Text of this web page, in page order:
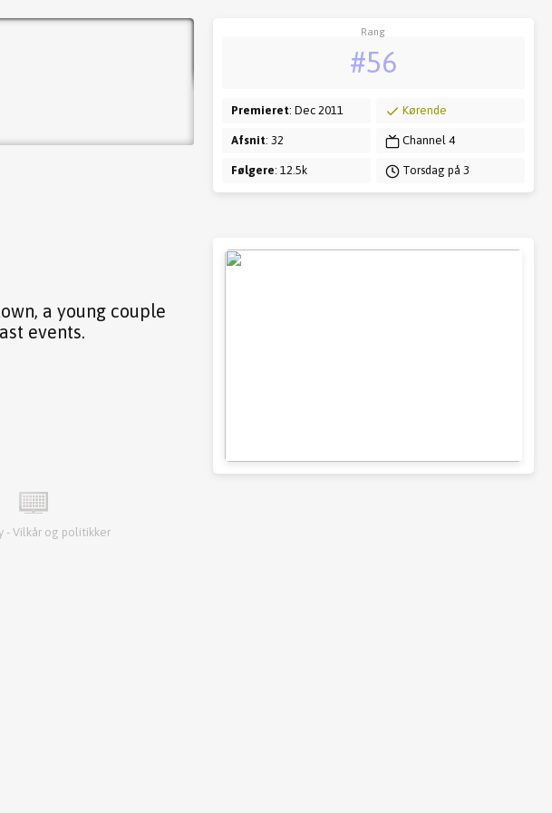
a young couple
events.
Rang
#56
Premieret: Dec 2011
Afsnit: 32
Følgere: 12.5k
Kørende
Channel 4
Torsdag på 3
- Vilkår og politikker